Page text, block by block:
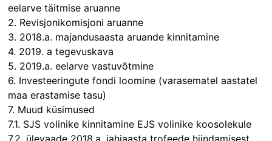
eelarve täitmise aruanne
2. Revisjonikomisjoni aruanne
3. 2018.a. majandusaasta aruande kinnitamine
4. 2019. a tegevuskava
5. 2019.a. eelarve vastuvõtmine
6. Investeeringute fondi loomine (varasematel aastatel
maa erastamise tasu)
7. Muud küsimused
7.1. SJS volinike kinnitamine EJS volinike koosolekule
7.2. ülevaade 2018.a. jahiaasta trofeede hiindamisest,